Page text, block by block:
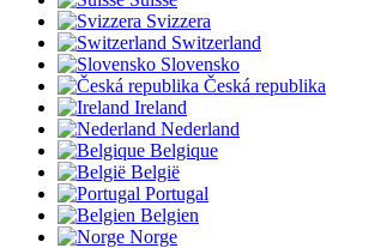
Svizzera
Switzerland
Slovensko
Česká republika
Ireland
Nederland
Belgique
België
Portugal
Belgien
Norge